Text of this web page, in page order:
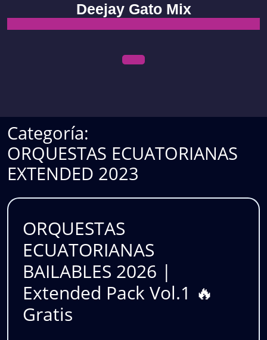
content
Deejay Gato Mix
Categoría:
ORQUESTAS ECUATORIANAS
EXTENDED 2023
ORQUESTAS
ECUATORIANAS
BAILABLES 2026 |
Extended Pack Vol.1 🔥
Gratis